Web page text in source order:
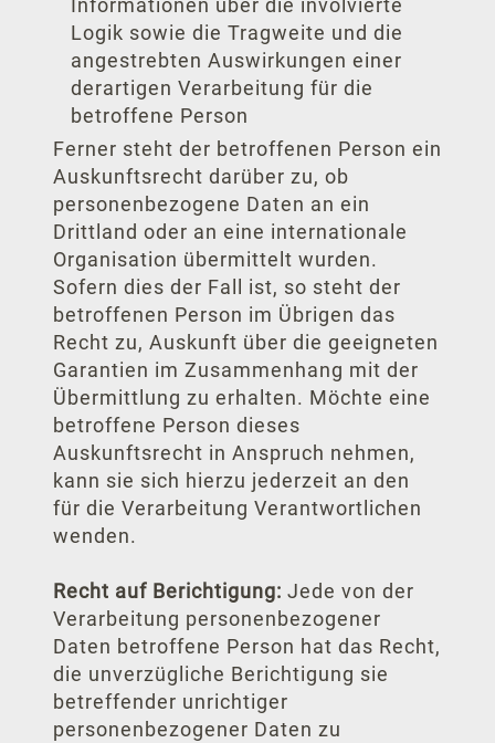
Informationen über die involvierte
Logik sowie die Tragweite und die
angestrebten Auswirkungen einer
derartigen Verarbeitung für die
betroffene Person
Ferner steht der betroffenen Person ein
Auskunftsrecht darüber zu, ob
personenbezogene Daten an ein
Drittland oder an eine internationale
Organisation übermittelt wurden.
Sofern dies der Fall ist, so steht der
betroffenen Person im Übrigen das
Recht zu, Auskunft über die geeigneten
Garantien im Zusammenhang mit der
Übermittlung zu erhalten. Möchte eine
betroffene Person dieses
Auskunftsrecht in Anspruch nehmen,
kann sie sich hierzu jederzeit an den
für die Verarbeitung Verantwortlichen
wenden.
Recht auf Berichtigung: Jede von der
Verarbeitung personenbezogener
Daten betroffene Person hat das Recht,
die unverzügliche Berichtigung sie
betreffender unrichtiger
personenbezogener Daten zu